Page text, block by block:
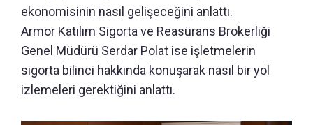
ekonomisinin nasıl gelişeceğini anlattı.
Armor Katılım Sigorta ve Reasürans Brokerliği
Genel Müdürü Serdar Polat ise işletmelerin
sigorta bilinci hakkında konuşarak nasıl bir yol
izlemeleri gerektiğini anlattı.